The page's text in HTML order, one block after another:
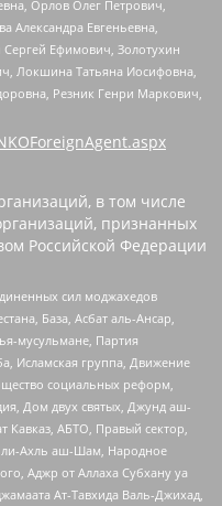
Орлов Олег Петрович,
Александра Евгеньевна,
Ефимович, Золотухин
Локшина Татьяна Иосифовна,
Резник Генри Маркович,
в том числе
признанных
Российской Федерации
сил моджахедов
База, Асбат аль-Ансар,
мусульмане, Партия
Исламская группа, Движение
социальных реформ,
Дом двух святых, Джунд аш-
АБТО, Правый сектор,
ли-Ахль аш-Шам, Народное
Аджр от Аллаха Субхану уа
Ат-Тавхида Валь-Джихад,